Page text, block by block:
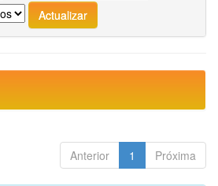
Anterior 1 Próxima